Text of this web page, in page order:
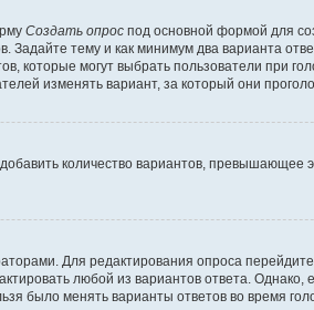
Создать опрос под основной формой для
тему и как минимум два варианта
которые могут выбрать пользователи при
изменять вариант, за который они
количество вариантов, превышающее
Для редактирования опроса
любой из вариантов ответа. Однако,
было менять варианты ответов во время